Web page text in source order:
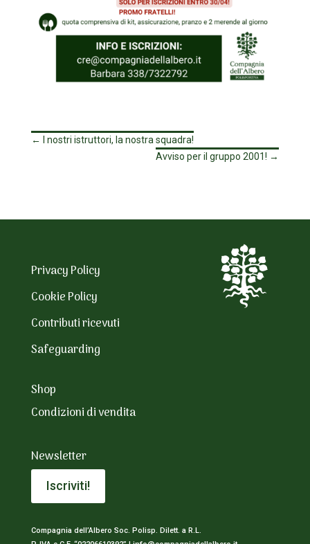
←
I nostri istruttori, la nostra squadra!
Avviso per il gruppo 2001! →
Privacy Policy
Cookie Policy
Contributi ricevuti
Safeguarding
Shop
Condizioni di vendita
Newsletter
Iscriviti!
Compagnia dell’Albero Soc. Polisp. Dilett. a R.L.